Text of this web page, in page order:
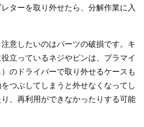
ターを取り外せたら、分解作業に入
意したいのはパーツの破損です。キ
立っているネジやピンは、プラマイ
）のドライバーで取り外せるケースも
つぶしてしまうと外せなくなってし
、再利用ができなかったりする可能